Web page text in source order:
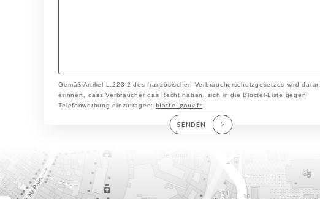
Gemäß Artikel L.223-2 des französischen Verbraucherschutzgesetzes wird daran
erinnert, dass Verbraucher das Recht haben, sich in die Bloctel-Liste gegen
Telefonwerbung einzutragen:
bloctel.gouv.fr
SENDEN